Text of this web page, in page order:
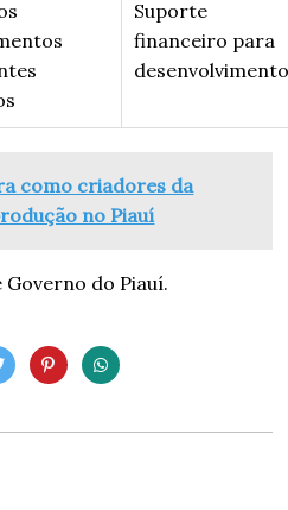
Suporte
financeiro para
como criadores da
no Piauí
do Piauí.